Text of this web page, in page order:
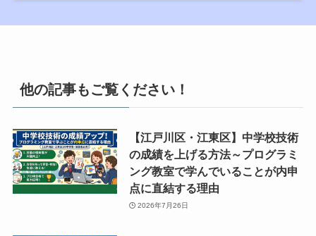
他の記事もご覧ください！
【江戸川区・江東区】中学校技術
の成績を上げる方法～プログラミ
ング教室で学んでいることが内申
点に直結する理由
2026年7月26日